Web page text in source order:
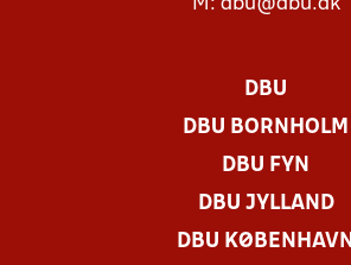
M: dbu@dbu.dk
DBU
DBU BORNHOLM
DBU FYN
DBU JYLLAND
DBU KØBENHAVN